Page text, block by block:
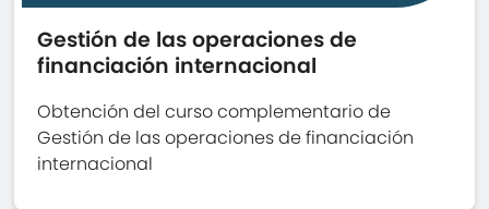
Gestión de las operaciones de
financiación internacional
Obtención del curso complementario de
Gestión de las operaciones de financiación
internacional